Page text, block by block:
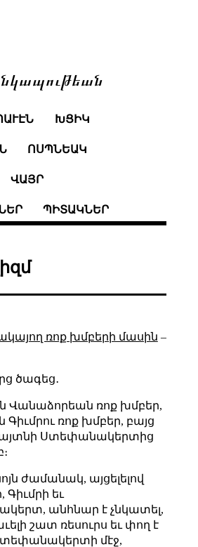
ԽՑԻԿ
ՈՍՊՆԵԱԿ
ՎԱՅՐ
ՊԻՏԱԿՆԵՐ
ռոք խմբերի մասին –
ծագեց․
Վանաձորեան ռոք խմբեր,
Գիւմրու ռոք խմբեր, բայց
յայտնի Ստեփանակերտից
ժամանակ, այցելելով
եւ
անհնար է չնկատել,
շատ ռեսուրս եւ փող է
մէջ,